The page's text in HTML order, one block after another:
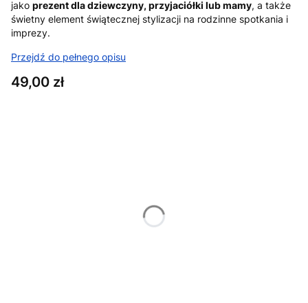
jako prezent dla dziewczyny, przyjaciółki lub mamy, a także
świetny element świątecznej stylizacji na rodzinne spotkania i
imprezy.
Przejdź do pełnego opisu
Cena
49,00 zł